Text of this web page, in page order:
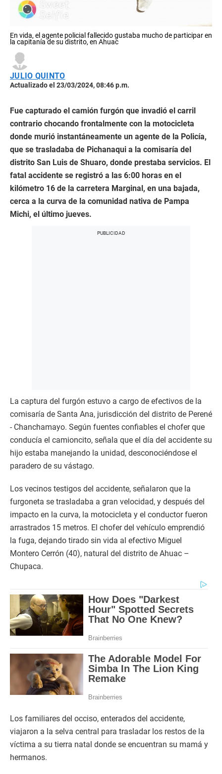
En vida, el agente policial fallecido gustaba mucho de participar en
la capitanía de su distrito, en Ahuac
JULIO QUINTO
Actualizado el 23/03/2024, 08:46 p.m.
Fue capturado el camión furgón que invadió el carril
contrario chocando frontalmente con la motocicleta
donde murió instantáneamente un agente de la Policía,
que se trasladaba de Pichanaqui a la comisaría del
distrito San Luis de Shuaro, donde prestaba servicios. El
fatal accidente se registró a las 6:00 horas en el
kilómetro 16 de la carretera Marginal, en una bajada,
cerca a la curva de la comunidad nativa de Pampa
Michi, el último jueves.
La captura del furgón estuvo a cargo de efectivos de la
comisaría de Santa Ana, jurisdicción del distrito de Perené
- Chanchamayo. Según fuentes confiables el chofer que
conducía el camioncito, señala que el día del accidente su
hijo estaba manejando la unidad, desconociéndose el
paradero de su vástago.
Los vecinos testigos del accidente, señalaron que la
furgoneta se trasladaba a gran velocidad, y después del
impacto en la curva, la motocicleta y el conductor fueron
arrastrados 15 metros. El chofer del vehículo emprendió
la fuga, dejando tirado sin vida al efectivo Miguel
Montero Cerrón (40), natural del distrito de Ahuac –
Chupaca.
Los familiares del occiso, enterados del accidente,
viajaron a la selva central para trasladar los restos de la
víctima a su tierra natal donde se encuentran su mamá y
hermanos.